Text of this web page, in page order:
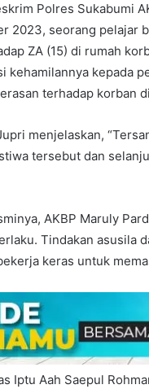
Polres Sukabumi
2023, seorang pelajar
ZA (15) di rumah
kehamilannya kepada
terhadap korban
menjelaskan,
tersebut dan
AKBP Maruly
Tindakan asusila
keras untuk
Iptu Aah Saepul